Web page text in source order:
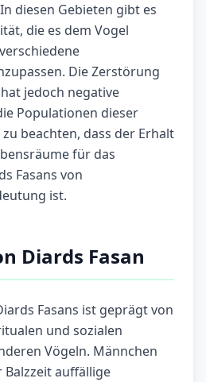
diesen Gebieten gibt es
die es dem Vogel
Die Zerstörung
jedoch negative
Populationen dieser
beachten, dass der Erhalt
für das
Fasans von
ist.
Diards Fasan
Fasans ist geprägt von
und sozialen
Vögeln. Männchen
auffällige